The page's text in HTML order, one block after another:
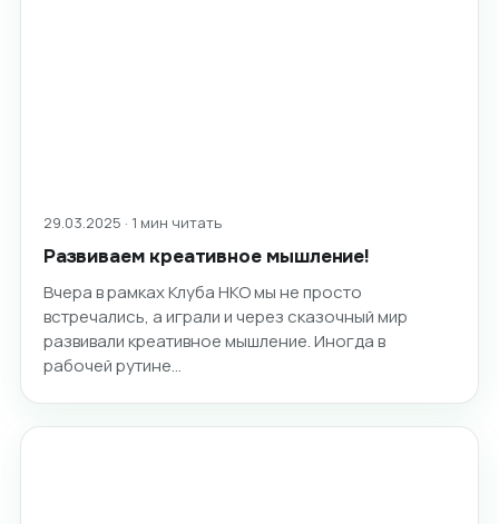
29.03.2025 · 1 мин читать
Развиваем креативное мышление!
Вчера в рамках Клуба НКО мы не просто
встречались, а играли и через сказочный мир
развивали креативное мышление. Иногда в
рабочей рутине…